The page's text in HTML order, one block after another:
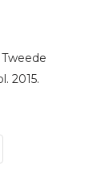
2015.